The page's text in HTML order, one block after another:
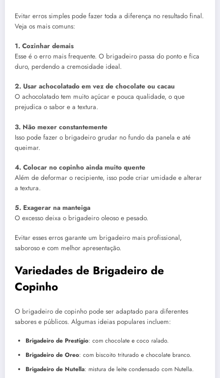
Evitar erros simples pode fazer toda a diferença no resultado final.
Veja os mais comuns:
1. Cozinhar demais
Esse é o erro mais frequente. O brigadeiro passa do ponto e fica
duro, perdendo a cremosidade ideal.
2. Usar achocolatado em vez de chocolate ou cacau
O achocolatado tem muito açúcar e pouca qualidade, o que
prejudica o sabor e a textura.
3. Não mexer constantemente
Isso pode fazer o brigadeiro grudar no fundo da panela e até
queimar.
4. Colocar no copinho ainda muito quente
Além de deformar o recipiente, isso pode criar umidade e alterar
a textura.
5. Exagerar na manteiga
O excesso deixa o brigadeiro oleoso e pesado.
Evitar esses erros garante um brigadeiro mais profissional,
saboroso e com melhor apresentação.
Variedades de Brigadeiro de
Copinho
O brigadeiro de copinho pode ser adaptado para diferentes
sabores e públicos. Algumas ideias populares incluem:
Brigadeiro de Prestígio: com chocolate e coco ralado.
Brigadeiro de Oreo: com biscoito triturado e chocolate branco.
Brigadeiro de Nutella: mistura de leite condensado com Nutella.